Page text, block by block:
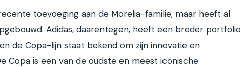
toevoeging aan de Morelia-familie, maar heeft al
Adidas, daarentegen, heeft een breder portfolio
de Copa-lijn staat bekend om zijn innovatie en
Copa is een van de oudste en meest iconische